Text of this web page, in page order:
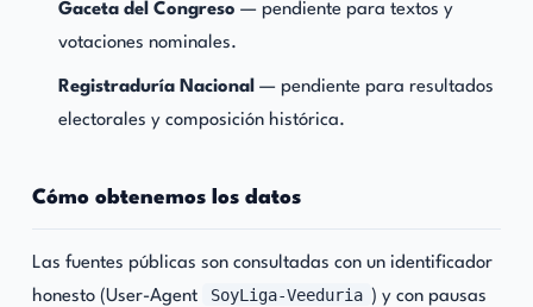
Gaceta del Congreso — pendiente para textos y
votaciones nominales.
Registraduría Nacional — pendiente para resultados
electorales y composición histórica.
Cómo obtenemos los datos
Las fuentes públicas son consultadas con un identificador
honesto (User-Agent
SoyLiga-Veeduria ) y con pausas